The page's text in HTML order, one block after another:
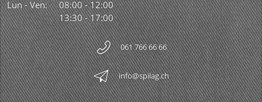
Lun - Ven:
08:00 - 12:00
13:30 - 17:00
061 766 66 66
info@spilag.ch